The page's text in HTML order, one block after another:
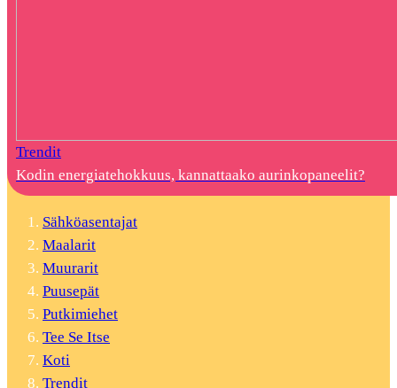
Trendit
Kodin energiatehokkuus, kannattaako aurinkopaneelit?
Sähköasentajat
Maalarit
Muurarit
Puusepät
Putkimiehet
Tee Se Itse
Koti
Trendit